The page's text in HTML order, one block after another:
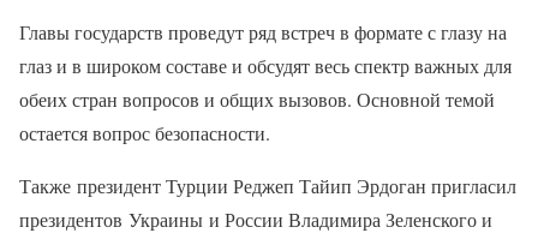
Главы государств проведут ряд встреч в формате с глазу на
глаз и в широком составе и обсудят весь спектр важных для
обеих стран вопросов и общих вызовов. Основной темой
остается вопрос безопасности.
Также президент Турции Реджеп Тайип Эрдоган пригласил
президентов Украины и России Владимира Зеленского и